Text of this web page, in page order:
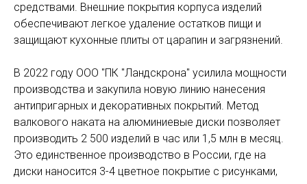
средствами. Внешние покрытия корпуса изделий
обеспечивают легкое удаление остатков пищи и
защищают кухонные плиты от царапин и загрязнений.
В 2022 году ООО "ПК "Ландскрона" усилила мощности
производства и закупила новую линию нанесения
антипригарных и декоративных покрытий. Метод
валкового наката на алюминиевые диски позволяет
производить 2 500 изделий в час или 1,5 млн в месяц.
Это единственное производство в России, где на
диски наносится 3-4 цветное покрытие с рисунками,